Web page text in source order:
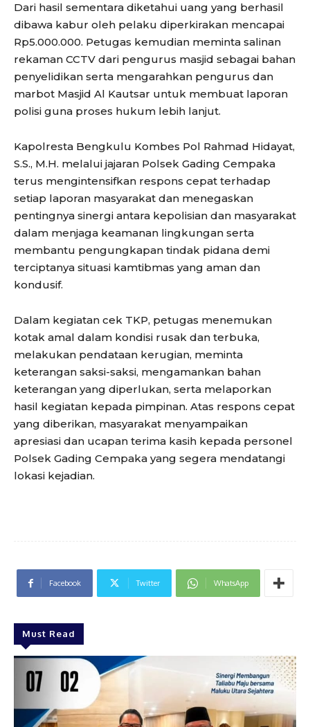
Dari hasil sementara diketahui uang yang berhasil
dibawa kabur oleh pelaku diperkirakan mencapai
Rp5.000.000. Petugas kemudian meminta salinan
rekaman CCTV dari pengurus masjid sebagai bahan
penyelidikan serta mengarahkan pengurus dan
marbot Masjid Al Kautsar untuk membuat laporan
polisi guna proses hukum lebih lanjut.
Kapolresta Bengkulu Kombes Pol Rahmad Hidayat,
S.S., M.H. melalui jajaran Polsek Gading Cempaka
terus mengintensifkan respons cepat terhadap
setiap laporan masyarakat dan menegaskan
pentingnya sinergi antara kepolisian dan masyarakat
dalam menjaga keamanan lingkungan serta
membantu pengungkapan tindak pidana demi
terciptanya situasi kamtibmas yang aman dan
kondusif.
Dalam kegiatan cek TKP, petugas menemukan
kotak amal dalam kondisi rusak dan terbuka,
melakukan pendataan kerugian, meminta
keterangan saksi-saksi, mengamankan bahan
keterangan yang diperlukan, serta melaporkan
hasil kegiatan kepada pimpinan. Atas respons cepat
yang diberikan, masyarakat menyampaikan
apresiasi dan ucapan terima kasih kepada personel
Polsek Gading Cempaka yang segera mendatangi
lokasi kejadian.
Facebook Twitter WhatsApp
Must Read